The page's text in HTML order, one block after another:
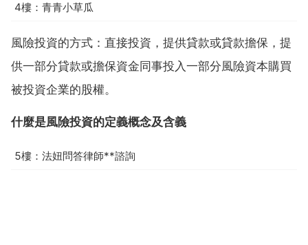
4樓：青青小草瓜
風險投資的方式：直接投資，提供貸款或貸款擔保，提
供一部分貸款或擔保資金同事投入一部分風險資本購買
被投資企業的股權。
什麼是風險投資的定義概念及含義
5樓：法妞問答律師**諮詢